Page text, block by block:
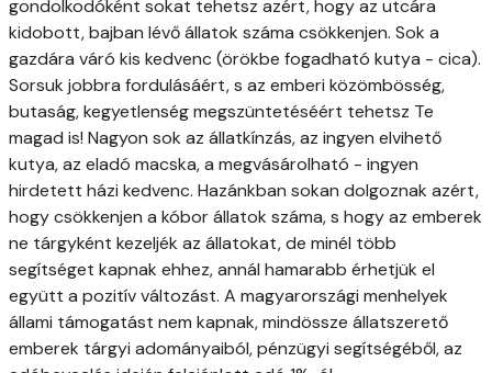
gondolkodóként sokat tehetsz azért, hogy az utcára
kidobott, bajban lévő állatok száma csökkenjen. Sok a
gazdára váró kis kedvenc (örökbe fogadható kutya - cica).
Sorsuk jobbra fordulásáért, s az emberi közömbösség,
butaság, kegyetlenség megszüntetéséért tehetsz Te
magad is! Nagyon sok az állatkínzás, az ingyen elvihető
kutya, az eladó macska, a megvásárolható - ingyen
hirdetett házi kedvenc. Hazánkban sokan dolgoznak azért,
hogy csökkenjen a kóbor állatok száma, s hogy az emberek
ne tárgyként kezeljék az állatokat, de minél több
segítséget kapnak ehhez, annál hamarabb érhetjük el
együtt a pozitív változást. A magyarországi menhelyek
állami támogatást nem kapnak, mindössze állatszerető
emberek tárgyi adományaiból, pénzügyi segítségéből, az